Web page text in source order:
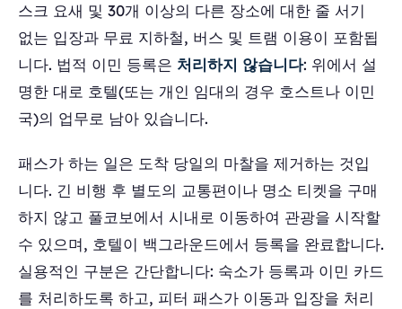
스크 요새 및 30개 이상의 다른 장소에 대한 줄 서기
없는 입장과 무료 지하철, 버스 및 트램 이용이 포함됩
니다. 법적 이민 등록은 처리하지 않습니다: 위에서 설
명한 대로 호텔(또는 개인 임대의 경우 호스트나 이민
국)의 업무로 남아 있습니다.
패스가 하는 일은 도착 당일의 마찰을 제거하는 것입
니다. 긴 비행 후 별도의 교통편이나 명소 티켓을 구매
하지 않고 풀코보에서 시내로 이동하여 관광을 시작할
수 있으며, 호텔이 백그라운드에서 등록을 완료합니다.
실용적인 구분은 간단합니다: 숙소가 등록과 이민 카드
를 처리하도록 하고, 피터 패스가 이동과 입장을 처리